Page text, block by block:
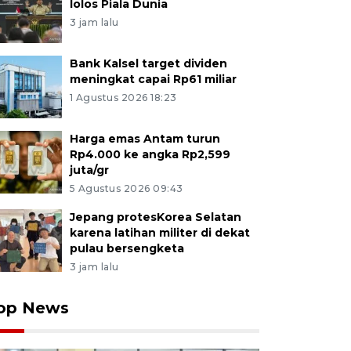
lolos Piala Dunia
3 jam lalu
Bank Kalsel target dividen
meningkat capai Rp61 miliar
1 Agustus 2026 18:23
Harga emas Antam turun
Rp4.000 ke angka Rp2,599
juta/gr
5 Agustus 2026 09:43
Jepang protesKorea Selatan
karena latihan militer di dekat
pulau bersengketa
3 jam lalu
News